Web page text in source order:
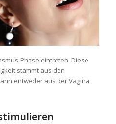
Phase eintreten. Diese
stammt aus den
entweder aus der Vagina